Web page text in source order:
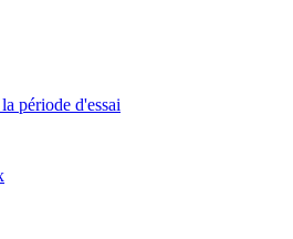
période d'essai